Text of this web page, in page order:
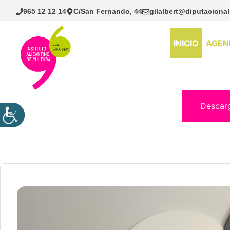
Saltar
965 12 12 14 C/San Fernando, 44
INICIO